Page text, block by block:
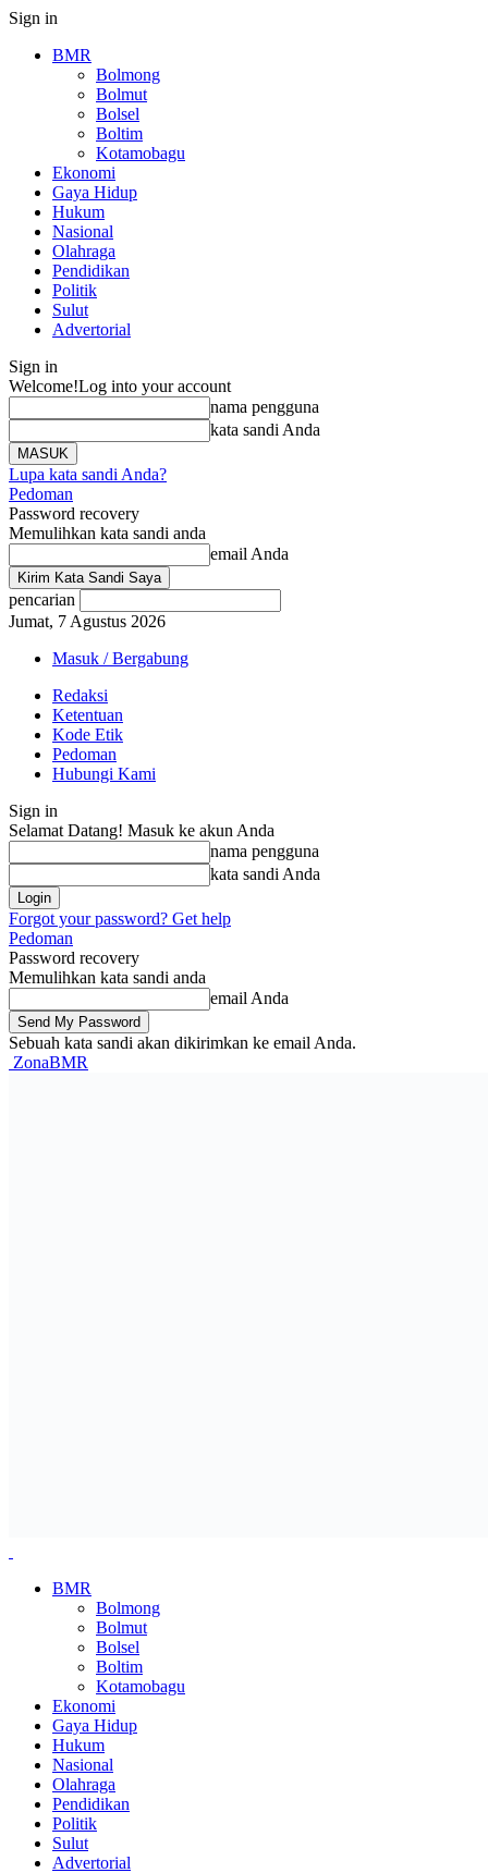
Sign in
BMR
Bolmong
Bolmut
Bolsel
Boltim
Kotamobagu
Ekonomi
Gaya Hidup
Hukum
Nasional
Olahraga
Pendidikan
Politik
Sulut
Advertorial
Sign in
Welcome!Log into your account
nama pengguna
kata sandi Anda
Lupa kata sandi Anda?
Pedoman
Password recovery
Memulihkan kata sandi anda
email Anda
pencarian
Jumat, 7 Agustus 2026
Masuk / Bergabung
Redaksi
Ketentuan
Kode Etik
Pedoman
Hubungi Kami
Sign in
Selamat Datang! Masuk ke akun Anda
nama pengguna
kata sandi Anda
Forgot your password? Get help
Pedoman
Password recovery
Memulihkan kata sandi anda
email Anda
Sebuah kata sandi akan dikirimkan ke email Anda.
ZonaBMR
BMR
Bolmong
Bolmut
Bolsel
Boltim
Kotamobagu
Ekonomi
Gaya Hidup
Hukum
Nasional
Olahraga
Pendidikan
Politik
Sulut
Advertorial